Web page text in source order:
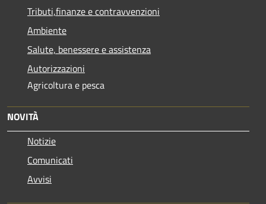
Tributi,finanze e contravvenzioni
Ambiente
Salute, benessere e assistenza
Autorizzazioni
Agricoltura e pesca
NOVITÀ
Notizie
Comunicati
Avvisi